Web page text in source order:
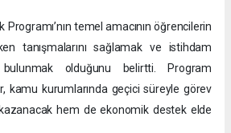
Programı’nın temel amacının öğrencilerin
tanışmalarını sağlamak ve istihdam
olduğunu belirtti. Program
kamu kurumlarında geçici süreyle görev
hem de ekonomik destek elde